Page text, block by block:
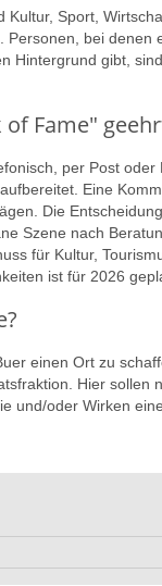
Sport,
bei denen
Hintergrund gibt,
Fame"
per Post oder
Eine
Die
Szene nach
für Kultur,
ist für 2026
einen Ort zu
Hier sollen
und/oder Wirken